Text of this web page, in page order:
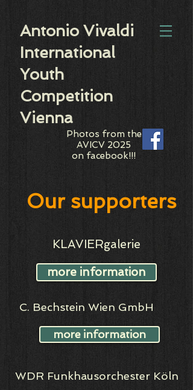
Antonio Vivaldi
International
Youth
Competition
Vienna
Photos from the
AVICV 2025
on facebook!!!
Our supporters
KLAVIERgalerie
more information
C. Bechstein Wien GmbH
more information
WDR Funkhausorchester Köln